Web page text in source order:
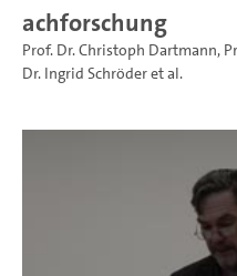
achforschung
Prof. Dr. Christoph Dartmann,
Dr. Ingrid Schröderet al.